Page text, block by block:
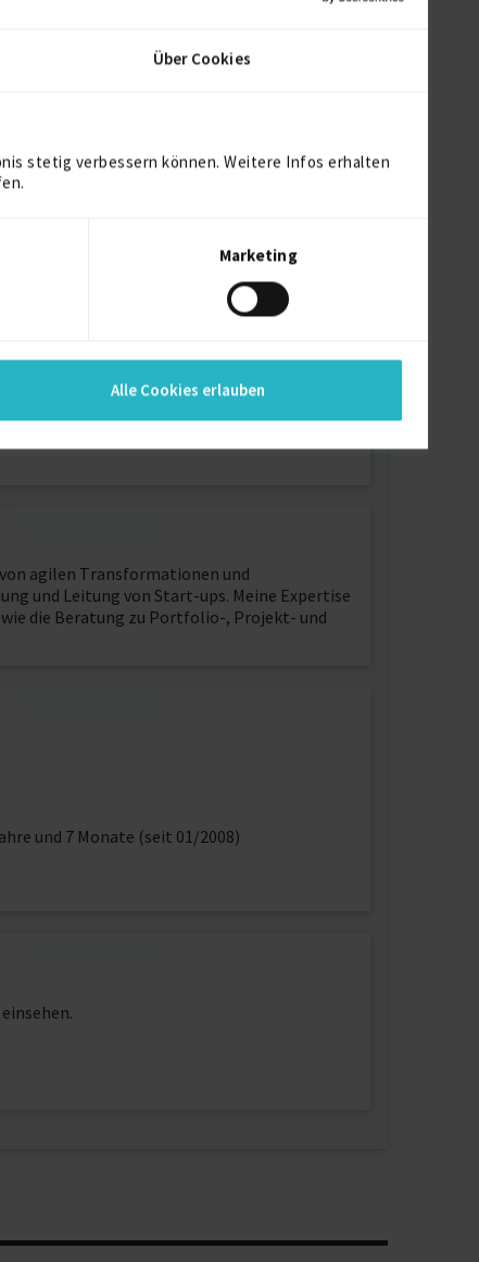
Über Cookies
stetig verbessern können. Weitere Infos erhalten
Marketing
Alle Cookies erlauben
agilen Transformationen und
und Leitung von Start-ups. Meine Expertise
die Beratung zu Portfolio-, Projekt- und
und 7 Monate (seit 01/2008)